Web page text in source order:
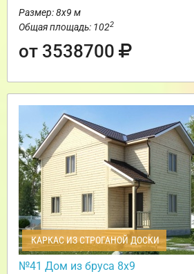
Размер: 8х9 м
Общая площадь: 1022
от 3538700
КАРКАС ИЗ СТРОГАНОЙ ДОСКИ
№41 Дом из бруса 8х9